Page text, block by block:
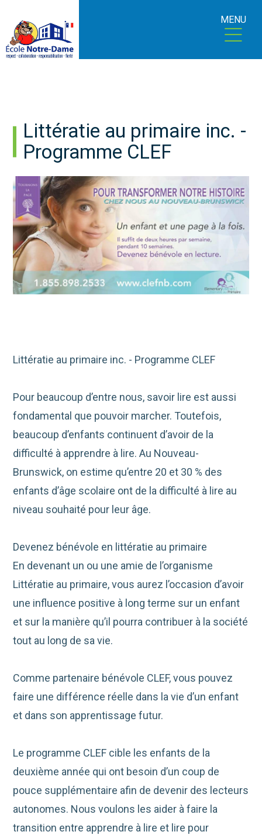
MENU
Littératie au primaire inc. -
Programme CLEF
Littératie au primaire inc. - Programme CLEF
Pour beaucoup d’entre nous, savoir lire est aussi
fondamental que pouvoir marcher. Toutefois,
beaucoup d’enfants continuent d’avoir de la
difficulté à apprendre à lire. Au Nouveau-
Brunswick, on estime qu’entre 20 et 30 % des
enfants d’âge scolaire ont de la difficulté à lire au
niveau souhaité pour leur âge.
Devenez bénévole en littératie au primaire
En devenant un ou une amie de l’organisme
Littératie au primaire, vous aurez l’occasion d’avoir
une influence positive à long terme sur un enfant
et sur la manière qu’il pourra contribuer à la société
tout au long de sa vie.
Comme partenaire bénévole CLEF, vous pouvez
faire une différence réelle dans la vie d’un enfant
et dans son apprentissage futur.
Le programme CLEF cible les enfants de la
deuxième année qui ont besoin d’un coup de
pouce supplémentaire afin de devenir des lecteurs
autonomes. Nous voulons les aider à faire la
transition entre apprendre à lire et lire pour